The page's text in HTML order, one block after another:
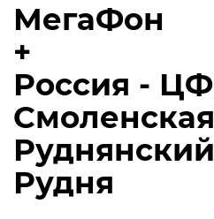
МегаФон
+
Россия -
Рудня